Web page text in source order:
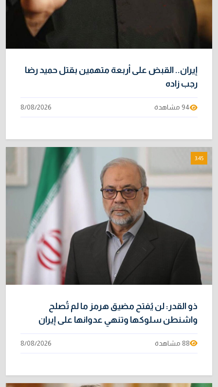
إيران.. القبض على أربعة متهمين بقتل حميد رضا
رجب زاده
94 مشاهدة 8/08/2026
3:45
ذو القدر: لن يُفتح مضيق هرمز ما لم تُصلح
واشنطن سلوكها وتنهي عدوانها على إيران
88 مشاهدة 8/08/2026